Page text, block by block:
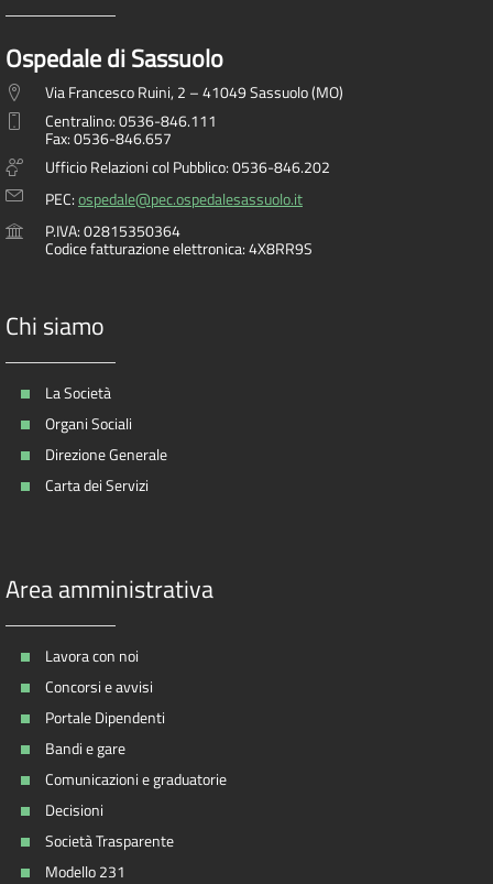
Ospedale di Sassuolo
Via Francesco Ruini, 2 – 41049 Sassuolo (MO)
Centralino: 0536-846.111
Fax: 0536-846.657
Ufficio Relazioni col Pubblico: 0536-846.202
PEC:ospedale@pec.ospedalesassuolo.it
P.IVA: 02815350364
Codice fatturazione elettronica: 4X8RR9S
Chi siamo
La Società
Organi Sociali
Direzione Generale
Carta dei Servizi
Area amministrativa
Lavora con noi
Concorsi e avvisi
Portale Dipendenti
Bandi e gare
Comunicazioni e graduatorie
Decisioni
Società Trasparente
Modello 231